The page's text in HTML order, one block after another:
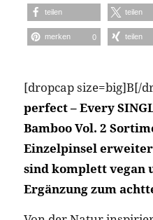
teilen teilen
merken 0 teilen
[dropcap size=big]B[/
perfect – Every
Bamboo Vol. 2
Einzelpinsel
sind komplett vegan
Ergänzung zum